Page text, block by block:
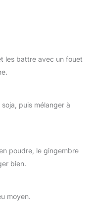
les battre avec un fouet
puis mélanger à
poudre, le gingembre
bien.
moyen.